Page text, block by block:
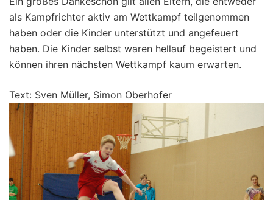
als Kampfrichter aktiv am Wettkampf teilgenommen
haben oder die Kinder unterstützt und angefeuert
haben. Die Kinder selbst waren hellauf begeistert und
können ihren nächsten Wettkampf kaum erwarten.
Text: Sven Müller, Simon Oberhofer